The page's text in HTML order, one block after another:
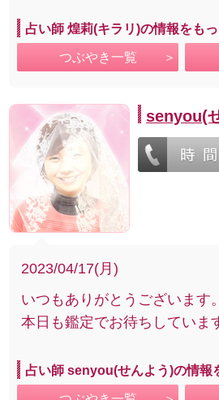
占い師 煌莉(キラリ)の情報をも
つぶやき一覧
senyou(
2023/04/17(月)
いつもありがとうございます。
本日も鑑定でお待ちしていま
占い師 senyou(せんよう)の情報